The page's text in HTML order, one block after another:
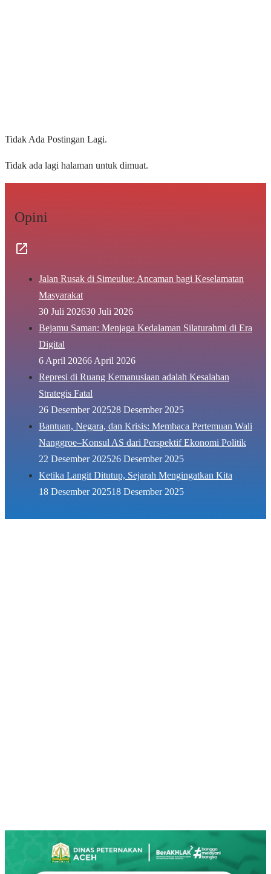
Tidak Ada Postingan Lagi.
Tidak ada lagi halaman untuk dimuat.
Opini
Jalan Rusak di Simeulue: Ancaman bagi Keselamatan
Masyarakat
30 Juli 202630 Juli 2026
Bejamu Saman: Menjaga Kedalaman Silaturahmi di Era
Digital
6 April 20266 April 2026
Represi di Ruang Kemanusiaan adalah Kesalahan
Strategis Fatal
26 Desember 202528 Desember 2025
Bantuan, Negara, dan Krisis: Membaca Pertemuan Wali
Nanggroe–Konsul AS dari Perspektif Ekonomi Politik
22 Desember 202526 Desember 2025
Ketika Langit Ditutup, Sejarah Mengingatkan Kita
18 Desember 202518 Desember 2025